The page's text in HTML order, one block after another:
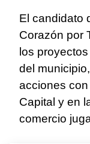
El candidato
Corazón por
los
del
acciones
Capital y en
comercio